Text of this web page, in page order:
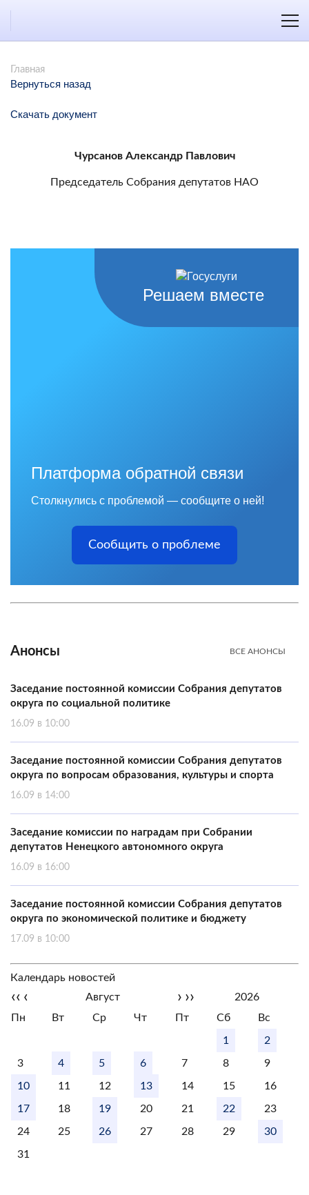
Главная
Вернуться назад
Скачать документ
Чурсанов Александр Павлович
Председатель Собрания депутатов НАО
Решаем вместе
Платформа обратной связи
Столкнулись с проблемой — сообщите о ней!
Сообщить о проблеме
Анонсы ВСЕ АНОНСЫ
Заседание постоянной комиссии Собрания депутатов
округа по социальной политике
16.09 в 10:00
Заседание постоянной комиссии Собрания депутатов
округа по вопросам образования, культуры и спорта
16.09 в 14:00
Заседание комиссии по наградам при Собрании
депутатов Ненецкого автономного округа
16.09 в 16:00
Заседание постоянной комиссии Собрания депутатов
округа по экономической политике и бюджету
17.09 в 10:00
Календарь новостей
‹‹ ‹ Август › ››
2026
Пн
Вт Ср Чт Пт Сб Вс
1 2
3 4 5 6 7 8 9
10 11 12 13 14 15 16
17 18 19 20 21 22 23
24 25 26 27 28 29 30
31